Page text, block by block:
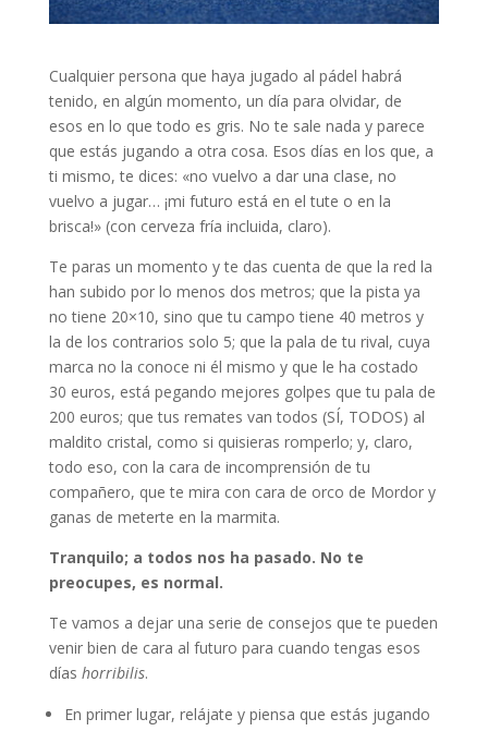
Cualquier persona que haya jugado al pádel habrá
tenido, en algún momento, un día para olvidar, de
esos en lo que todo es gris. No te sale nada y parece
que estás jugando a otra cosa. Esos días en los que, a
ti mismo, te dices: «no vuelvo a dar una clase, no
vuelvo a jugar… ¡mi futuro está en el tute o en la
brisca!» (con cerveza fría incluida, claro).
Te paras un momento y te das cuenta de que la red la
han subido por lo menos dos metros; que la pista ya
no tiene 20×10, sino que tu campo tiene 40 metros y
la de los contrarios solo 5; que la pala de tu rival, cuya
marca no la conoce ni él mismo y que le ha costado
30 euros, está pegando mejores golpes que tu pala de
200 euros; que tus remates van todos (SÍ, TODOS) al
maldito cristal, como si quisieras romperlo; y, claro,
todo eso, con la cara de incomprensión de tu
compañero, que te mira con cara de orco de Mordor y
ganas de meterte en la marmita.
Tranquilo; a todos nos ha pasado. No te
preocupes, es normal.
Te vamos a dejar una serie de consejos que te pueden
venir bien de cara al futuro para cuando tengas esos
días horribilis.
En primer lugar, relájate y piensa que estás jugando